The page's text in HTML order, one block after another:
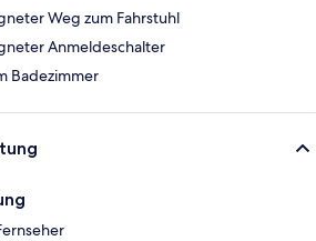
Weg zum Fahrstuhl
Anmeldeschalter
Badezimmer